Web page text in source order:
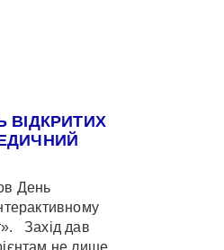
ВІДКРИТИХ
День
Захід дав
не лише